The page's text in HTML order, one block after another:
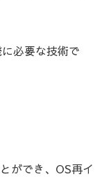
必要な技術で
ができ、OS再イ